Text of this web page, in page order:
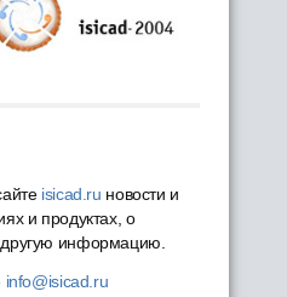
isicad.ru новости и
и продуктах, о
информацию.
info@isicad.ru